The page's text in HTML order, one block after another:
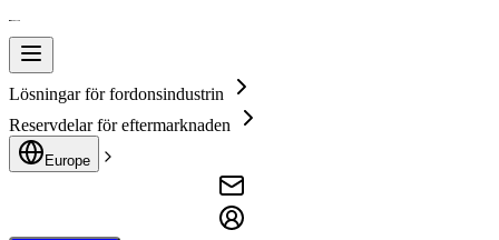
Lösningar för fordonsindustrin
Reservdelar för eftermarknaden
Europe